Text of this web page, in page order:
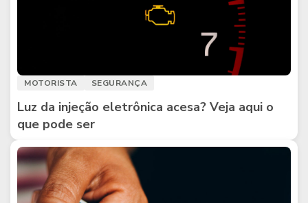
MOTORISTA SEGURANÇA
Luz da injeção eletrônica acesa? Veja aqui o
que pode ser